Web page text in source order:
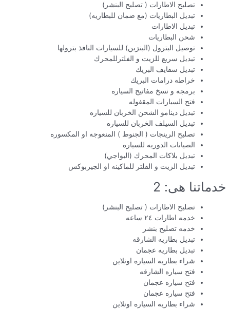
تصليح الاطارات ( تصليح البنشر)
تبديل البطاريات (مع ضمان للبطاريه)
تبديل الاطارات
شحن البطاريات
توصيل البترول (البنزين) للسيارات النافذ بترولها
تبديل سريع للزيت و الفلترللمحرك
تبديل سفايف البريك
خراطه درامات البريك
برمجه و نسخ مفاتيح السياره
فتح السيارات المقفوله
تبديل دينامو الشحن الخربان للسياره
تبديل السيلف الخربان للسياره
تصليح الرينجات ( الجنوط ) المنعوجه او المكسوره
الصيانات الدوريه للسياره
تبديل بلاكات المحرك (البواجي)
تبديل الزيت و الفلتر للماكينه او الجيربوكس
خدماتنا هى: 2
تصليح الاطارات ( تصليح البنشر)
خدمه اطارات ٢٤ ساعه
خدمه تصليح بنشر
تبديل بطاريه الشارقه
تبديل بطاريه عجمان
شراء بطاريه السياره اونلاين
فتح سياره الشارقه
فتح سياره عجمان
فتح سياره عجمان
شراء بطاريه السياره اونلاين